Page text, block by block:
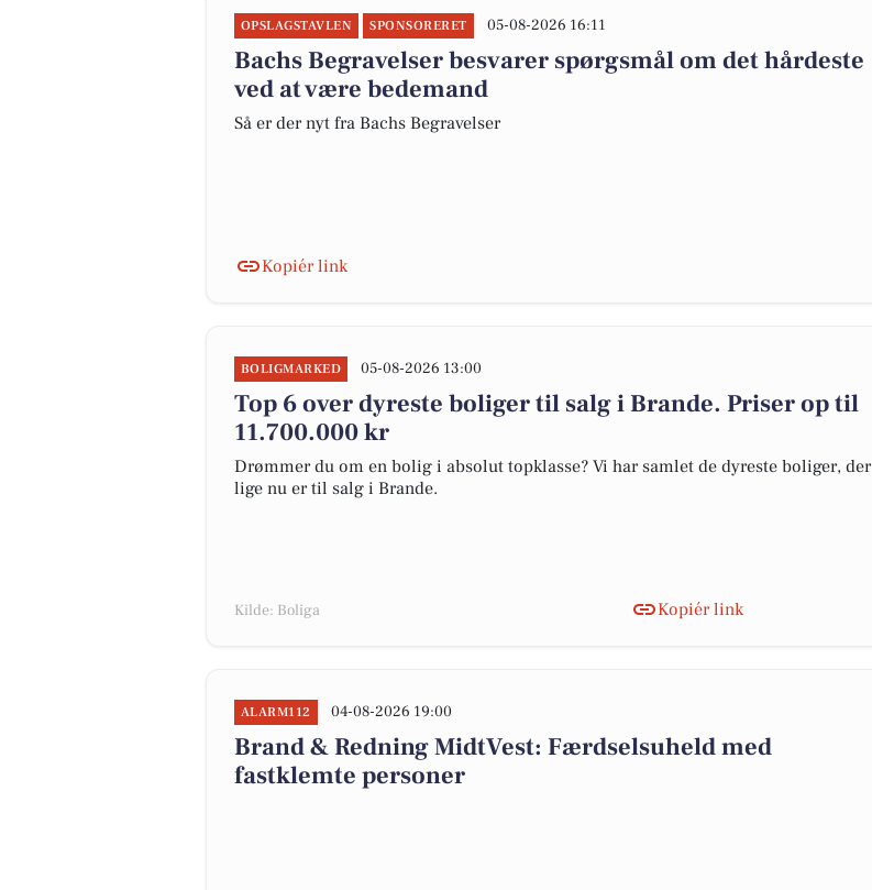
OPSLAGSTAVLEN SPONSORERET 05-08-2026 16:11
Bachs Begravelser besvarer spørgsmål om det hårdeste
ved at være bedemand
Så er der nyt fra Bachs Begravelser
Kopiér link
BOLIGMARKED 05-08-2026 13:00
Top 6 over dyreste boliger til salg i Brande. Priser op til
11.700.000 kr
Drømmer du om en bolig i absolut topklasse? Vi har samlet de dyreste boliger, der
lige nu er til salg i Brande.
Kilde: Boliga Kopiér link
ALARM112 04-08-2026 19:00
Brand & Redning MidtVest: Færdselsuheld med
fastklemte personer